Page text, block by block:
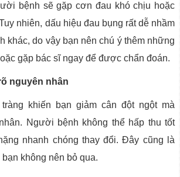
bệnh sẽ gặp cơn đau khó chịu hoặc
nhiên, dấu hiệu đau bụng rất dễ nhầm
khác, do vậy bạn nên chú ý thêm những
gặp bác sĩ ngay để được chẩn đoán.
nguyên nhân
khiến bạn giảm cân đột ngột mà
Người bệnh không thể hấp thu tốt
nhanh chóng thay đổi. Đây cũng là
không nên bỏ qua.